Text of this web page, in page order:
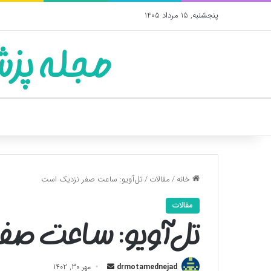
پنجشنبه, 15 مرداد 1405
مجله
خانه/مقالات/تل‌آویو: ساعت صفر نزدیک است
مقالات
تل‌آویو: ساعت
drmotamednejad
ارسال مهر 30, 1402